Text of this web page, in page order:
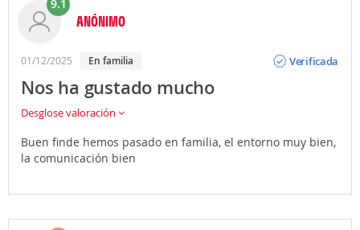
9.1
ANÓNIMO
01/12/2025 En familia
Verificada
Nos ha gustado mucho
Desglose valoración
Buen finde hemos pasado en familia, el entorno muy bien,
la comunicación bien